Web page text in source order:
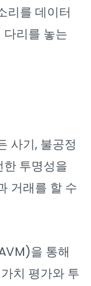
리를 데이터
다리를 놓는
사기, 불공정
한 투명성을
거래를 할 수
을 통해
치 평가와 투